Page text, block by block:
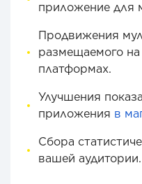
приложение для
Продвижения
размещаемого
платформах.
Улучшения
приложения в
Сбора
вашей аудитории.